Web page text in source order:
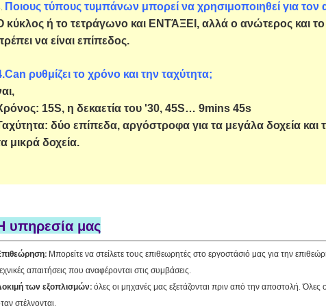
Ποιους τύπους τυμπάνων μπορεί να χρησιμοποιηθεί για τον
κύκλος ή το τετράγωνο και ΕΝΤΆΞΕΙ, αλλά ο ανώτερος και
να είναι επίπεδος.
ρυθμίζει το χρόνο και την ταχύτητα;
15S, η δεκαετία του '30, 45S… 9mins 45s
δύο επίπεδα, αργόστροφα για τα μεγάλα δοχεία και
μικρά δοχεία.
υπηρεσία μας
Μπορείτε να στείλετε τους επιθεωρητές στο εργοστάσιό μας για την
απαιτήσεις που αναφέρονται στις συμβάσεις.
των εξοπλισμών: όλες οι μηχανές μας εξετάζονται πριν από την αποστολή. Όλες
στέλνονται.